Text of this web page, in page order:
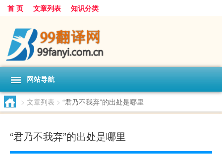
首 页 文章列表 知识分类
网站导航
> 文章列表 > “君乃不我弃”的出处是哪里
“君乃不我弃”的出处是哪里